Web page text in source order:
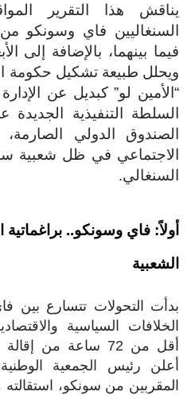
هذا التقرير
فاي وسونكو من
بينهما، بالإضافة إلى
طبيعة تشكيل حكومة
لو” كبديل عن الإدارة
التنفيذية الجديدة
الدولي الصارمة،
في ظل شعبية
فاي وسونكو.. براغماتية
التحولات تتسارع بين فاي
السياسية والاقتصادية
أقل من 72 ساعة من
رئيس الجمعية الوطنية
من سونكو، استقالته